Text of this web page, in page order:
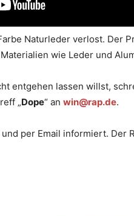
Naturleder verlost. Der
wie Leder und
entgehen lassen willst,
„Dope“ an win@rap.de.
per Email informiert. Der